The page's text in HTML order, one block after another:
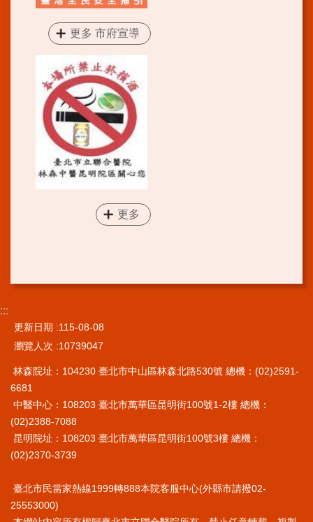
更多 市府宣導
更多
:::
更新日期
115-08-08
瀏覽人次
10739047
林森院址：104230 臺北市中山區林森北路530號 總機：(02)2591-
6681
中醫中心：108203 臺北市萬華區昆明街100號1-2樓 總機：
(02)2388-7088
昆明院址：108203 臺北市萬華區昆明街100號3樓 總機：
(02)2370-3739
臺北市民當家熱線1999轉888本院客服中心(外縣市請撥02-
25553000)